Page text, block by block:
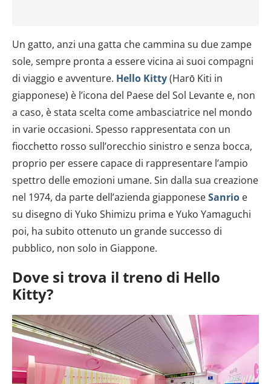
Un gatto, anzi una gatta che cammina su due zampe
sole, sempre pronta a essere vicina ai suoi compagni
di viaggio e avventure. Hello Kitty(Harō Kiti in
giapponese) è l’icona del Paese del Sol Levante e, non
a caso, è stata scelta come ambasciatrice nel mondo
in varie occasioni. Spesso rappresentata con un
fiocchetto rosso sull’orecchio sinistro e senza bocca,
proprio per essere capace di rappresentare l’ampio
spettro delle emozioni umane. Sin dalla sua creazione
nel 1974, da parte dell’azienda giapponeseSanrio e
su disegno di Yuko Shimizu prima e Yuko Yamaguchi
poi, ha subito ottenuto un grande successo di
pubblico, non solo in Giappone.
Dove si trova il treno di Hello
Kitty?